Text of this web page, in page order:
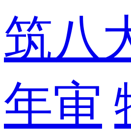
筑八
年审